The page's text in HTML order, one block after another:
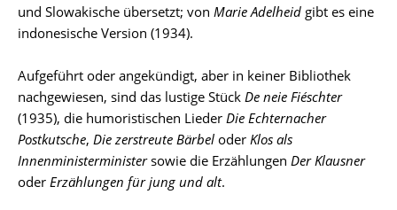
und Slowakische übersetzt; von Marie Adelheid gibt es eine
indonesische Version (1934).
Aufgeführt oder angekündigt, aber in keiner Bibliothek
nachgewiesen, sind das lustige Stück De neie Fiéschter
(1935), die humoristischen Lieder Die Echternacher
Postkutsche, Die zerstreute Bärbel oder Klos als
Innenministerministersowie die Erzählungen Der Klausner
oder Erzählungen für jung und alt.